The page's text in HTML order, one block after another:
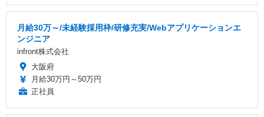
月給30万～/未経験採用枠/研修充実/Webアプリケーションエ
ンジニア
infront株式会社
大阪府
月給30万円～50万円
正社員